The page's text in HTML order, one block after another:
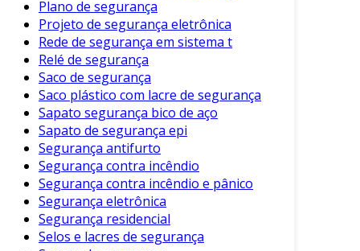
bem elaborado pode evitar custos altos
relacionados a reparos imprevistos.
Consequentemente, a manutenção preventiva
se torna uma prática comum, promovendo a
longevidade das estruturas.
Portanto, ao considerar a construção ou a
reforma de qualquer edificação, a contratação
de profissionais qualificados para a realização
de um laudo técnico é um passo essencial. Essa
precaução traz benefícios significativos e
assegura que as edificações permaneçam
seguras e estáveis ao longo do tempo.
Plano de segurança
Projeto de segurança eletrônica
Rede de segurança em sistema t
Relé de segurança
Saco de segurança
Saco plástico com lacre de segurança
Sapato segurança bico de aço
Sapato de segurança epi
Segurança antifurto
Segurança contra incêndio
Segurança contra incêndio e pânico
Segurança eletrônica
Segurança residencial
Selos e lacres de segurança